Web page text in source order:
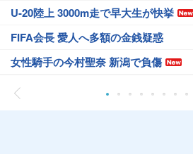
U-20陸上 3000m走で早大生が快挙
FIFA会長 愛人へ多額の金銭疑惑
女性騎手の今村聖奈 新潟で負傷